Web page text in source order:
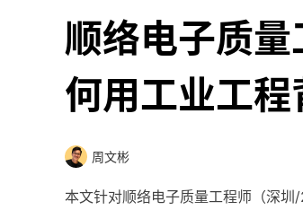
顺络电子质
何用工业工
周文彬
本文针对顺络电子质量工程师（深